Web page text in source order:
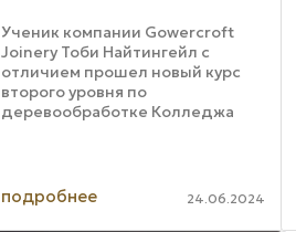
Ученик компании Gowercroft
Joinery Тоби Найтингейл с
отличием прошел новый курс
второго уровня по
деревообработке Колледжа
изучению традиционных
столярных навыков, ...
подробнее 24.06.2024